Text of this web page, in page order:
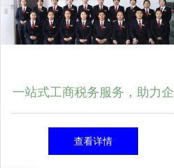
一站式工商税务服务，助力企
业轻松起航
查看详情